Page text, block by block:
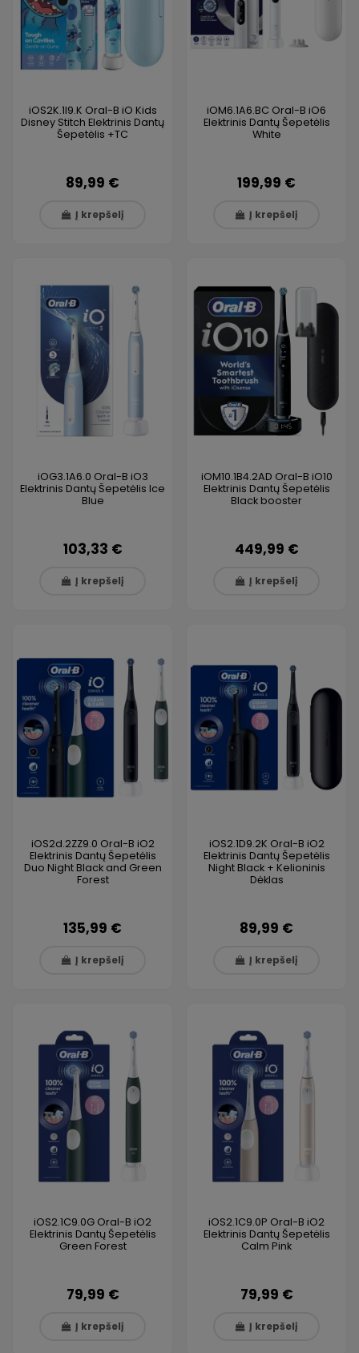
iOS2K.1I9.K Oral-B iO Kids
Disney Stitch Elektrinis Dantų
Šepetėlis +TC
89,99 €
Į krepšelį
iOM6.1A6.BC Oral-B iO6
Elektrinis Dantų Šepetėlis
White
199,99 €
Į krepšelį
iOG3.1A6.0 Oral-B iO3
Elektrinis Dantų Šepetėlis Ice
Blue
103,33 €
Į krepšelį
iOM10.1B4.2AD Oral-B iO10
Elektrinis Dantų Šepetėlis
Black booster
449,99 €
Į krepšelį
iOS2d.2ZZ9.0 Oral-B iO2
Elektrinis Dantų Šepetėlis
Duo Night Black and Green
Forest
135,99 €
Į krepšelį
iOS2.1D9.2K Oral-B iO2
Elektrinis Dantų Šepetėlis
Night Black + Kelioninis
Dėklas
89,99 €
Į krepšelį
iOS2.1C9.0G Oral-B iO2
Elektrinis Dantų Šepetėlis
Green Forest
79,99 €
Į krepšelį
iOS2.1C9.0P Oral-B iO2
Elektrinis Dantų Šepetėlis
Calm Pink
79,99 €
Į krepšelį